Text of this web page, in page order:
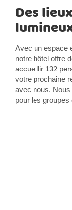
Des
Avec un espace
notre hôtel offre
accueillir 132
votre prochaine
avec nous. Nous
pour les groupes